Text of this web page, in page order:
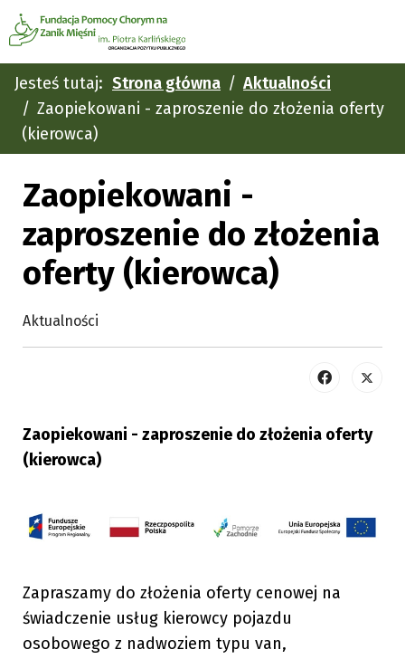
Jesteś tutaj: Strona główna
Aktualności
Zaopiekowani - zaproszenie do złożenia oferty
(kierowca)
Zaopiekowani -
zaproszenie do złożenia
oferty (kierowca)
Aktualności
Zaopiekowani - zaproszenie do złożenia oferty
(kierowca)
Zapraszamy do złożenia oferty cenowej na
świadczenie usług kierowcy pojazdu
osobowego z nadwoziem typu van,